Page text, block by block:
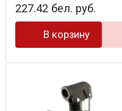
227.42 бел. руб.
В корзину